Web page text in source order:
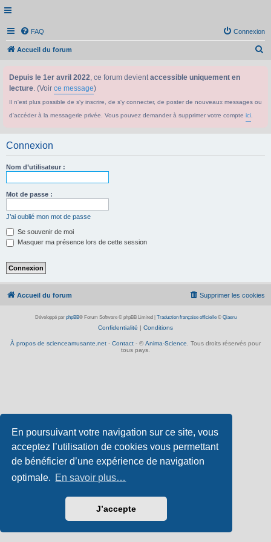
En poursuivant votre navigation sur ce site, vous
acceptez l’utilisation de cookies vous permettant
de bénéficier d’une expérience de navigation
optimale. En savoir plus…
J’accepte
FAQ Connexion
Accueil du forum
Depuis le 1er avril 2022, ce forum devientaccessible uniquement en
lecture. (Voir ce message)
Il n'est plus possible de s'y inscrire, de s'y connecter, de poster de nouveaux messages ou
d'accéder à la messagerie privée. Vous pouvez demander à supprimer votre compte ici
Connexion
Nom d’utilisateur :
Mot de passe :
J’ai oublié mon mot de passe
Se souvenir de moi
Masquer ma présence lors de cette session
Accueil du forum Supprimer les cookies
Développé par phpBB® Forum Software © phpBB Limited Traduction française officielle© Qiaeru
Confidentialité | Conditions
À propos de scienceamusante.net - Contact - © Anima-Science . Tous droits réservés pour
tous pays.